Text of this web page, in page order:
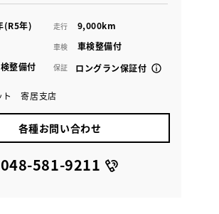
(R5年) 走行 9,000km
車検 車検整備付
整備付 保証 ロングラン保証付
ト 寄居支店
各種お問い合わせ
048-581-9211